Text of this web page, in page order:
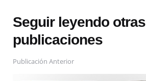
Seguir leyendo otras
publicaciones
Publicación Anterior